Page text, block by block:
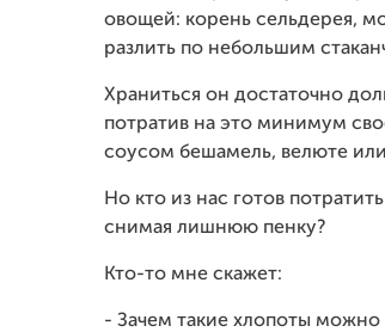
овощей: корень сельдерея,
разлить по небольшим
Храниться он достаточно
потратив на это минимум
соусом бешамель, велюте
Но кто из нас готов
снимая лишнюю пенку?
Кто-то мне скажет:
- Зачем такие хлопоты можно